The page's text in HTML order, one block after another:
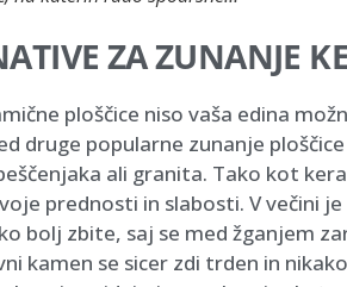
ZA ZUNANJE
ploščice niso vaša edina
druge popularne zunanje
ali granita. Tako kot
prednosti in slabosti. V večini
bolj zbite, saj se med žganjem
kamen se sicer zdi trden in